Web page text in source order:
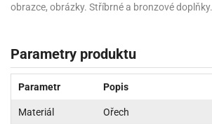
obrazce, obrázky. Stříbrné a bronzové doplňky.
Parametry produktu
Parametr Popis
Materiál Ořech